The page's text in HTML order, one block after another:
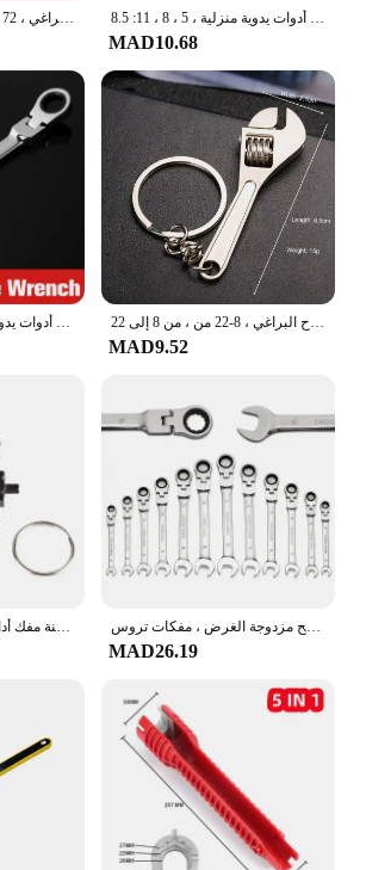
مفتاح ربط بسقاطة مرن للمفاتيح ، أداة يدوية لمفتاح البراغي ، 72 سن تصعيد ، إنهاء المرآة مجموعة مفاتيح ألين متري ، بوصة ، مقاس مفاتيح مفتاح ربط لتر ، مفتاح ألين ، ذراع قصير ، مجموعة أدوات إصلاح المركبات ، أدوات يدوية منزلية ، 5 ، 8 ، 11: 8.5
MAD10.68
مجموعة مفاتيح ربط لتصليح الرأس المرن ، فولاذ الفاناديوم ، مفكات عالمية لإصلاح السيارات ، أدوات يدوية ، متري 6-17 كروم ، 1 مفتاح ربط شامل متعدد الأغراض قابل للتعديل ، لوح برأسين ، أدوات يدوية لإصلاح البراغي ، 8-22 من ، من 8 إلى 22
MAD9.52
مجموعة مفاتيح ربط الرأس المرن ، اسئلة مترية ، مفاتيح مزدوجة الغرض ، مفكات تروس CrV ، أدوات يدوية لإصلاح المنزل ، 1 قطعة
MAD26.19